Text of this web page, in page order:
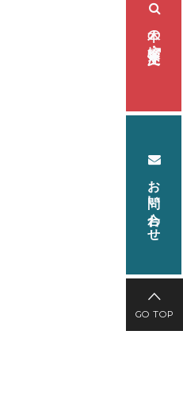
本の検索・注文
お問い合わせ
GO TOP